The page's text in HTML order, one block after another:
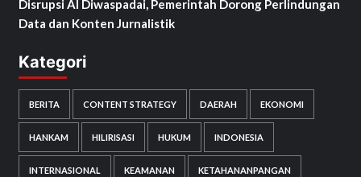
Disrupsi AI Diwaspadai, Pemerintah Dorong Perlindungan
Data dan Konten Jurnalistik
Kategori
BERITA CONTENT STRATEGY DAERAH EKONOMI
HANKAM HILIRISASI HUKUM INDONESIA
INTERNASIONAL KEAMANAN KETAHANANPANGAN